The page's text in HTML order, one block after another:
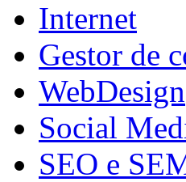
Internet
Gestor de
WebDesign
Social
SEO e